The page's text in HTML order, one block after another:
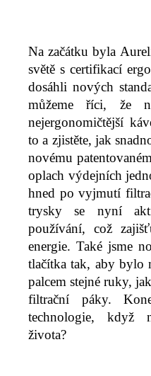
Na začátku byla
světě s certifikací
dosáhli nových
můžeme říci, že
nejergonomičtější
to a zjistěte, jak
novému
oplach výdejních
hned po vyjmutí
trysky se nyní
používání, což
energie. Také jsme
tlačítka tak, aby bylo
palcem stejné ruky,
filtrační páky.
technologie, když
života?